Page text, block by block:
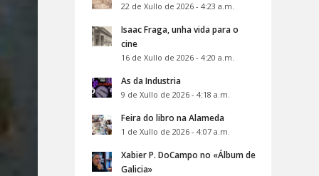
22 de Xullo de 2026 - 4:23 a.m.
Isaac Fraga, unha vida para o
cine
16 de Xullo de 2026 - 4:20 a.m.
As da Industria
9 de Xullo de 2026 - 4:18 a.m.
Feira do libro na Alameda
1 de Xullo de 2026 - 4:07 a.m.
Xabier P. DoCampo no «Álbum de
Galicia»